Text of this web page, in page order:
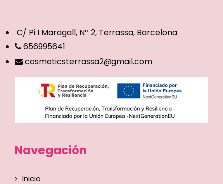
C/ Pi I Maragall, Nº 2, Terrassa, Barcelona
656995641
cosmeticsterrassa2@gmail.com
Navegación
Inicio